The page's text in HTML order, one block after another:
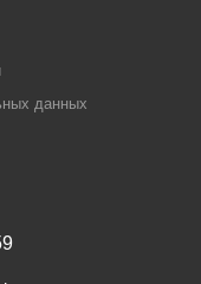
данных